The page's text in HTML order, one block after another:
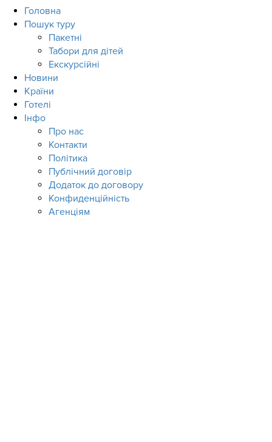
Головна
Пошук туру
Пакетні
Табори для дітей
Екскурсійні
Новини
Країни
Готелі
Інфо
Про нас
Контакти
Політика
Публічний договір
Додаток до договору
Конфиденційність
Агенціям